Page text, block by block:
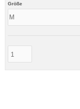
Größe